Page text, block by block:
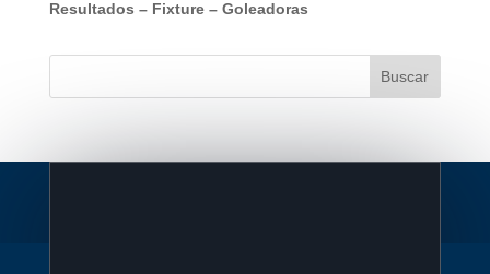
Resultados – Fixture– Goleadoras